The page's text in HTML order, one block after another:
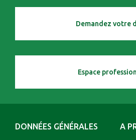
Demandez votre
Espace
DONNÉES GÉNÉRALES A